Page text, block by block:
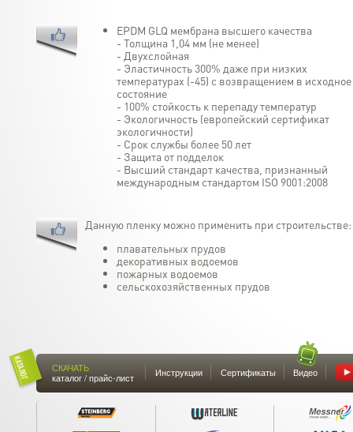
EPDM GLQ мембрана высшего качества
- Толщина 1,04 мм (не менее)
- Двухслойная
- Эластичность 300% даже при низких
температурах (-45) с возвращением в исходное
состояние
- 100% стойкость к перепаду температур
- Экологичность (европейский сертификат
экологичности)
- Срок службы более 50 лет
- Защита от подделок
- Высший стандарт качества, признанный
международным стандартом ISO 9001:2008
Данную пленку можно применить при строительстве:
плавательных прудов
декоративных водоемов
пожарных водоемов
сельскохозяйственных прудов
СКАЧАТЬ
каталог / прайс-лист
Инструкции Сертификаты Видео